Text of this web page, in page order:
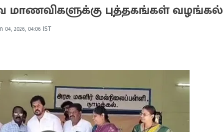
புத்தகங்கள் வழங்கல்
04, 2026, 04:06 IST